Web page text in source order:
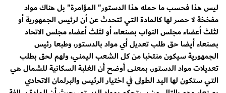
ليس هذا فحسب ما حمله هذا الدستور" المؤامرة" بل هناك مواد
مفخخة لا حصر لها كالمادة التي تتحدث عن أن لرئيس الجمهورية أو
لثلث أعضاء مجلس النواب بصنعاء، أو لثلث أعضاء مجلس الاتحاد
بصنعاء أيضا حق طلب تعديل أي مواد بالدستور، وطبعا رئيس
الجمهورية سيكون منتخبا من كل الشعب اليمني، ولهم لحق بطلب
تعديلات مواد الدستور. بمعنى أوضح أن الغلبة السكانية للشمال هي
التي ستكون لها اليد الطولى في اختيار الرئيس والبرلمان الاتحادي